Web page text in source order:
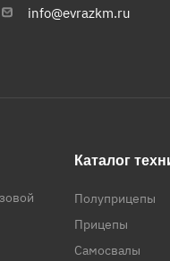
info@evrazkm.ru
Каталог
Полуприцепы
Прицепы
Самосвалы